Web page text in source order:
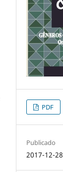
PDF
Publicado
2017-12-28